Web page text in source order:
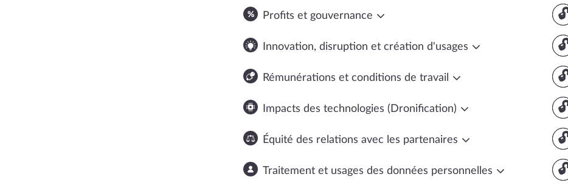
Profits et gouvernance
Innovation, disruption et création d'usages
Rémunérations et conditions de travail
Impacts des technologies (Dronification)
Équité des relations avec les partenaires
Traitement et usages des données personnelles